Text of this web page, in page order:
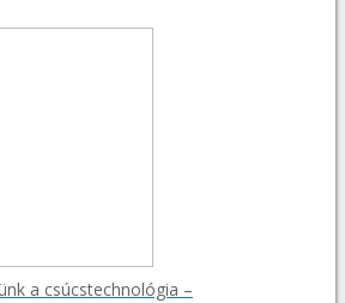
a csúcstechnológia –